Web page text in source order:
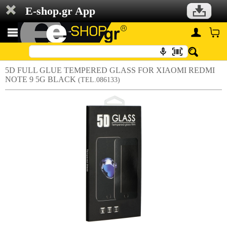
E-shop.gr App
5D FULL GLUE TEMPERED GLASS FOR XIAOMI REDMI
NOTE 9 5G BLACK (TEL.086133)